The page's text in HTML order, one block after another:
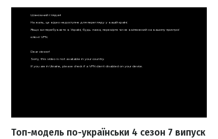
Топ-модель по-українськи 4 сезон 7 випуск